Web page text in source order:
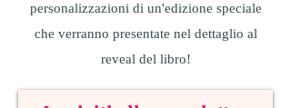
personalizzazioni di un'edizione speciale
che verranno presentate nel dettaglio al
reveal del libro!